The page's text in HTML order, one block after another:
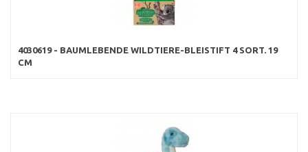
4030619 - BAUMLEBENDE WILDTIERE-BLEISTIFT 4 SORT. 19
CM